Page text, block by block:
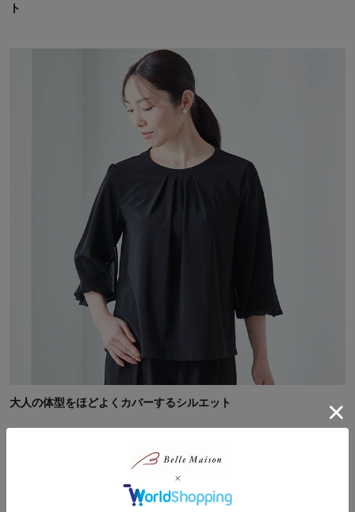
ト
大人の体型をほどよくカバーするシルエット